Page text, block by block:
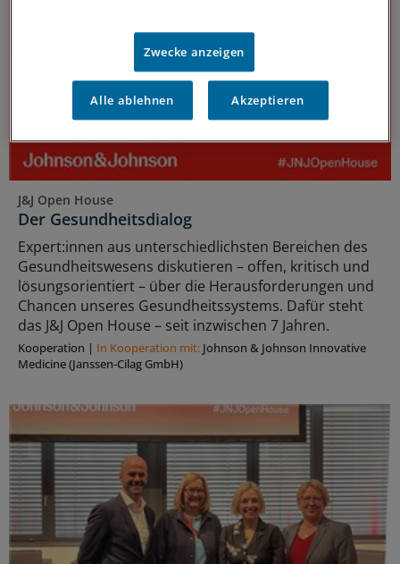
J&J Open House
Der Gesundheitsdialog
Expert:innen aus unterschiedlichsten Bereichen des
Gesundheitswesens diskutieren – offen, kritisch und
lösungsorientiert – über die Herausforderungen und
Chancen unseres Gesundheitssystems. Dafür steht
das J&J Open House – seit inzwischen 7 Jahren.
Kooperation | In Kooperation mit: Johnson & Johnson Innovative
Medicine (Janssen-Cilag GmbH)
Zwecke anzeigen
Alle ablehnen Akzeptieren